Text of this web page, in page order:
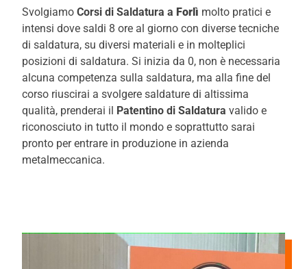
SvolgiamoCorsi di Saldatura a Forlì molto pratici e
intensi dove saldi 8 ore al giorno con diverse tecniche
di saldatura, su diversi materiali e in molteplici
posizioni di saldatura. Si inizia da 0, non è necessaria
alcuna competenza sulla saldatura, ma alla fine del
corso riuscirai a svolgere saldature di altissima
qualità, prenderai il
Patentino di Saldatura valido e
riconosciuto in tutto il mondo e soprattutto sarai
pronto per entrare in produzione in azienda
metalmeccanica.